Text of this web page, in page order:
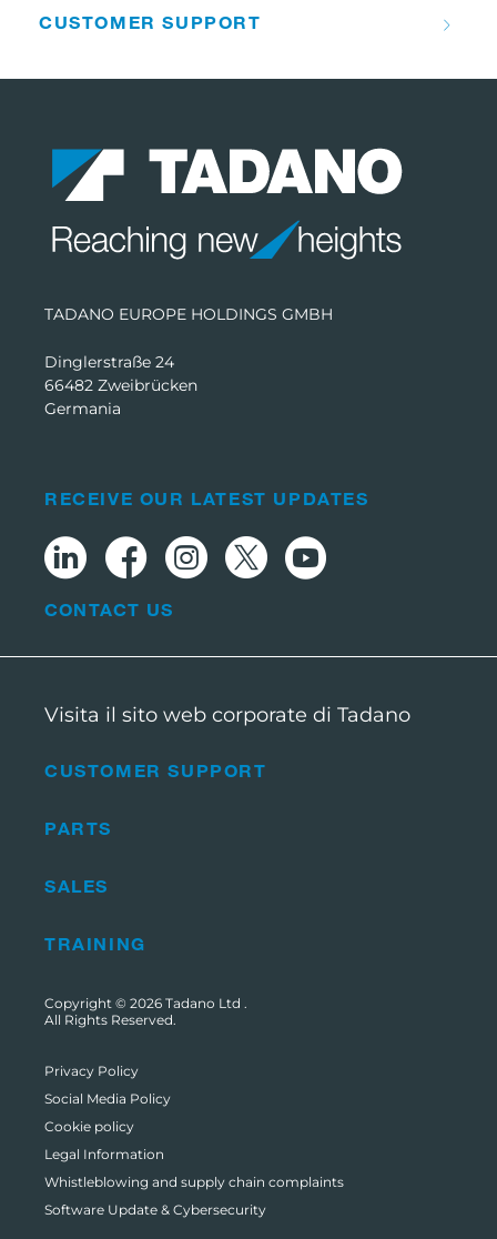
CUSTOMER SUPPORT
TADANO EUROPE HOLDINGS GMBH
Dinglerstraße 24
66482 Zweibrücken
Germania
CUSTOMER SUPPORT
PARTS
SALES
TRAINING
RECEIVE OUR LATEST UPDATES
CONTACT US
Visita il sito web corporate di Tadano
Copyright © 2026 Tadano Ltd .
All Rights Reserved.
Privacy Policy
Social Media Policy
Cookie policy
Legal Information
Whistleblowing and supply chain complaints
Software Update & Cybersecurity